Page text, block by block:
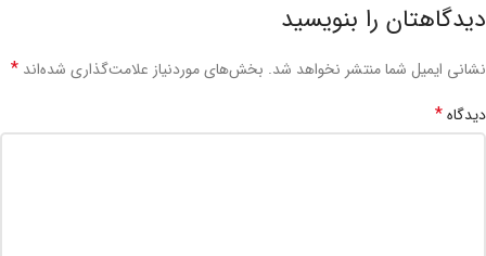
دیدگاهتان را بنویسید
نشانی ایمیل شما منتشر نخواهد شد. بخش‌های موردنیاز علامت‌گذاری شده‌اند *
دیدگاه*